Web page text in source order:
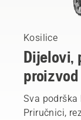
Kosilice
Dijelovi,
Sva podrška
Priručnici,